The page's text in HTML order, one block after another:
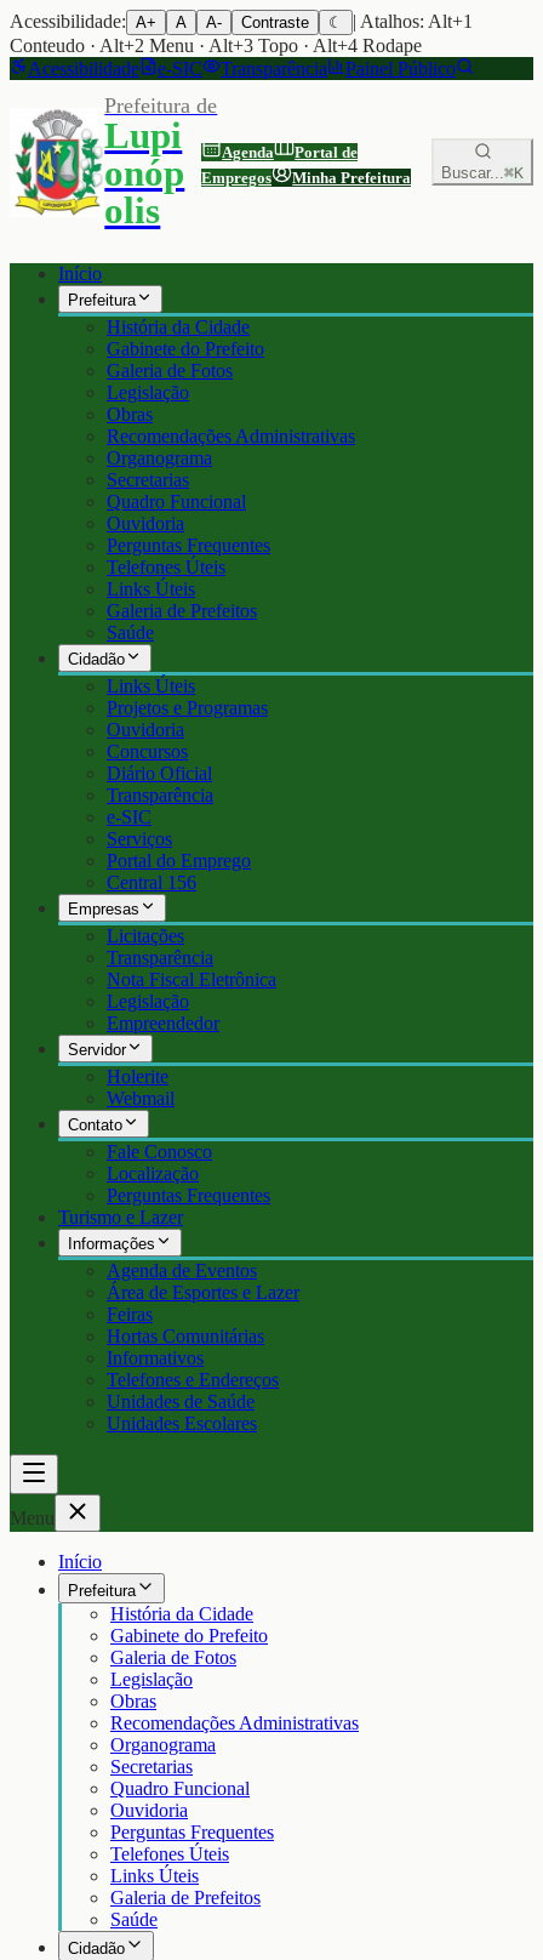
Acessibilidade: A+ A A- Contraste ☾
| Atalhos: Alt+1
Conteudo · Alt+2 Menu · Alt+3 Topo · Alt+4 Rodape
Acessibilidade
e-SIC Transparência Painel Público
Prefeitura de
Lupi
onóp
olis
Agenda
Portal de
Empregos
Minha Prefeitura Buscar...⌘K
Início
Prefeitura
História da Cidade
Gabinete do Prefeito
Galeria de Fotos
Legislação
Obras
Recomendações Administrativas
Organograma
Secretarias
Quadro Funcional
Ouvidoria
Perguntas Frequentes
Telefones Úteis
Links Úteis
Galeria de Prefeitos
Saúde
Cidadão
Links Úteis
Projetos e Programas
Ouvidoria
Concursos
Diário Oficial
Transparência
e-SIC
Serviços
Portal do Emprego
Central 156
Empresas
Licitações
Transparência
Nota Fiscal Eletrônica
Legislação
Empreendedor
Servidor
Holerite
Webmail
Contato
Fale Conosco
Localização
Perguntas Frequentes
Turismo e Lazer
Informações
Agenda de Eventos
Área de Esportes e Lazer
Feiras
Hortas Comunitárias
Informativos
Telefones e Endereços
Unidades de Saúde
Unidades Escolares
Menu
Início
Prefeitura
História da Cidade
Gabinete do Prefeito
Galeria de Fotos
Legislação
Obras
Recomendações Administrativas
Organograma
Secretarias
Quadro Funcional
Ouvidoria
Perguntas Frequentes
Telefones Úteis
Links Úteis
Galeria de Prefeitos
Saúde
Cidadão